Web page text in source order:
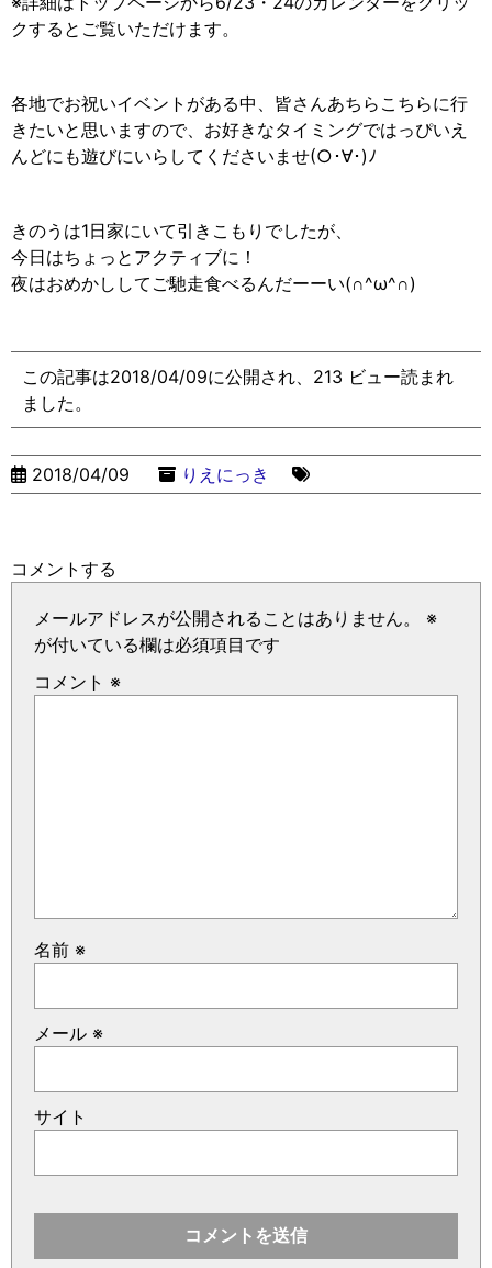
クするとご覧いただけます。
各地でお祝いイベントがある中、皆さんあちらこちらに行
きたいと思いますので、お好きなタイミングではっぴいえ
んどにも遊びにいらしてくださいませ(○︎･∀︎･)ﾉ
きのうは1日家にいて引きこもりでしたが、
今日はちょっとアクティブに！
夜はおめかししてご馳走食べるんだーーい(∩︎^ω^∩︎)
この記事は2018/04/09に公開され、213 ビュー読まれ
ました。
2018/04/09 りえにっき
コメントする
メールアドレスが公開されることはありません。
※
が付いている欄は必須項目です
コメント ※
名前 ※
メール ※
サイト